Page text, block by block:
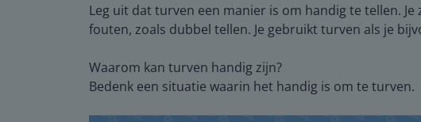
Leg uit dat turven een manier is om handig te tellen.
fouten, zoals dubbel tellen. Je gebruikt turven als je
Waarom kan turven handig zijn?
Bedenk een situatie waarin het handig is om te turven.